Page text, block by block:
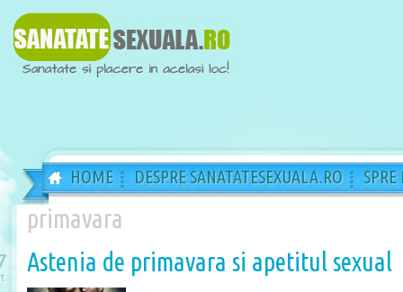
HOME DESPRE SANATATESEXUALA.RO
primavara
Astenia de primavara si apetitul sexual